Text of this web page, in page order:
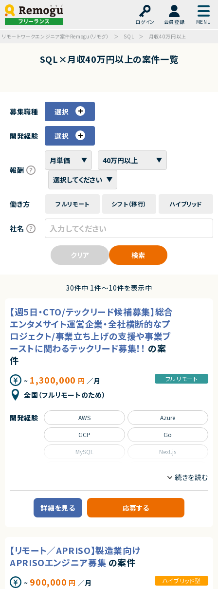
フリーランス ログイン
会員登録
リモートワークエンジニア案件Remogu（リモグ）
SQL 月収40万円以上
SQL×月収40万円以上の案件一覧
募集職種 選択
開発経験 選択
報酬
働き方 フルリモート シフト（移行） ハイブリッド
社名
クリア 検索
30件中 1件〜10件を表示中
【週5日・CTO/テックリード候補募集】総合
エンタメサイト運営企業・全社横断的なプ
ロジェクト/事業立ち上げの支援や事業ブ
ーストに関わるテックリード募集！！ の案
件
~ 1,300,000 円 ／月
全国（フルリモートのため）
フルリモート
CTO/VPoE/テックリード
インフラエンジニア/SRE
■事業概要
事業部を横断した開発の支援を行う部署です。
事業立ち上げの支援や事業ブーストするための横断支援を行います。
一つのサービスだけじゃなく、様々なサービスと関わり事業をブーストするた
めに動きます。
開発経験 AWS Azure
GCP Go
MySQL Next.js
詳細を見る 応募する
【リモート／APRISO】製造業向け
APRISOエンジニア募集 の案件
~ 900,000 円 ／月 ハイブリッド型